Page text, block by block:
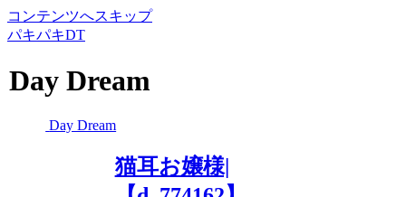
コンテンツへスキップ
パキパキDT
Day Dream
Day Dream
猫耳お嬢様|